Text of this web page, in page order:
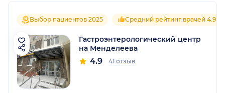
Выбор пациентов 2025 Средний рейтинг врачей 4.9
Гастроэнтерологический центр
на Менделеева
4.9 41 отзыв